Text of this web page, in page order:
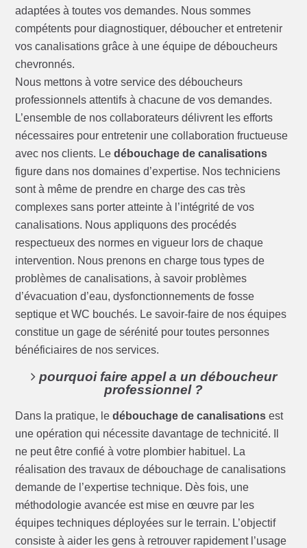
adaptées à toutes vos demandes. Nous sommes
compétents pour diagnostiquer, déboucher et entretenir
vos canalisations grâce à une équipe de déboucheurs
chevronnés.
Nous mettons à votre service des déboucheurs
professionnels attentifs à chacune de vos demandes.
L’ensemble de nos collaborateurs délivrent les efforts
nécessaires pour entretenir une collaboration fructueuse
avec nos clients. Ledébouchage de canalisations
figure dans nos domaines d’expertise. Nos techniciens
sont à même de prendre en charge des cas très
complexes sans porter atteinte à l’intégrité de vos
canalisations. Nous appliquons des procédés
respectueux des normes en vigueur lors de chaque
intervention. Nous prenons en charge tous types de
problèmes de canalisations, à savoir problèmes
d’évacuation d’eau, dysfonctionnements de fosse
septique et WC bouchés. Le savoir-faire de nos équipes
constitue un gage de sérénité pour toutes personnes
bénéficiaires de nos services.
pourquoi faire appel a un déboucheur
professionnel ?
Dans la pratique, ledébouchage de canalisations est
une opération qui nécessite davantage de technicité. Il
ne peut être confié à votre plombier habituel. La
réalisation des travaux de débouchage de canalisations
demande de l’expertise technique. Dès fois, une
méthodologie avancée est mise en œuvre par les
équipes techniques déployées sur le terrain. L’objectif
consiste à aider les gens à retrouver rapidement l’usage